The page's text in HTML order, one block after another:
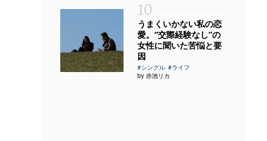
10
うまくいかない私の恋
愛。“交際経験なし”の
女性に聞いた苦悩と要
因
#シングル #ライフ
by 赤池リカ